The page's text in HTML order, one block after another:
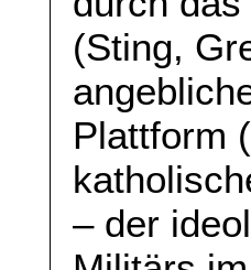
(Sting,
Plattform
– der